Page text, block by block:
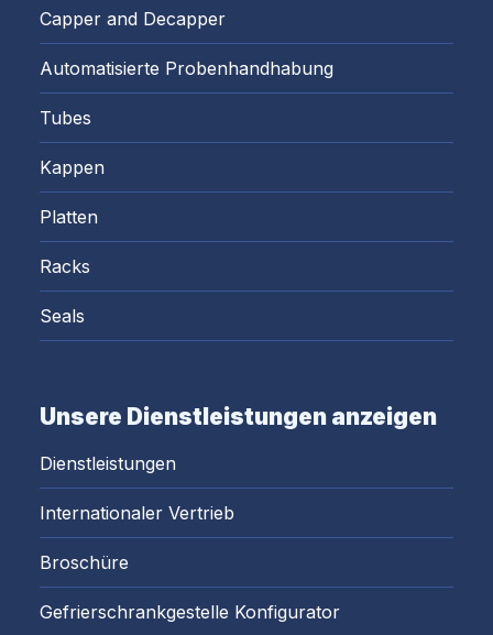
Capper and Decapper
Automatisierte Probenhandhabung
Tubes
Kappen
Platten
Racks
Seals
Unsere Dienstleistungen anzeigen
Dienstleistungen
Internationaler Vertrieb
Broschüre
Gefrierschrankgestelle Konfigurator